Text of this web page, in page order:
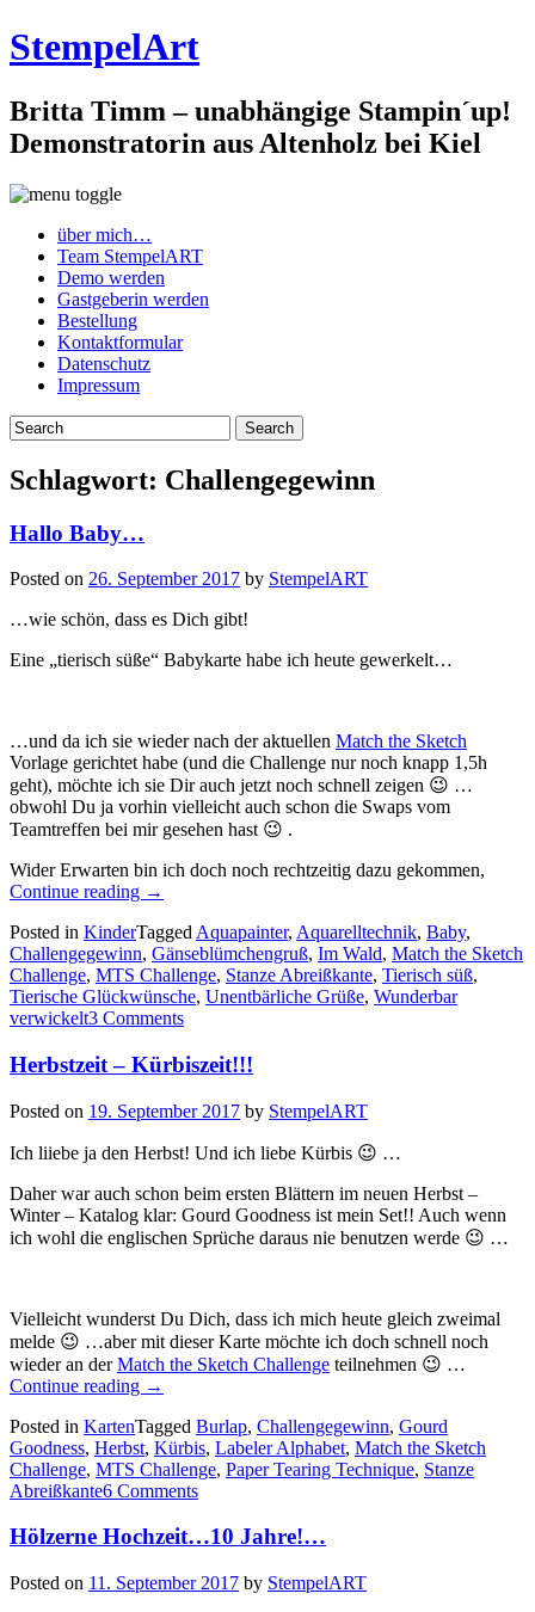
StempelArt
Britta Timm – unabhängige Stampin´up!
Demonstratorin aus Altenholz bei Kiel
über mich…
Team StempelART
Demo werden
Gastgeberin werden
Bestellung
Kontaktformular
Datenschutz
Impressum
Schlagwort: Challengegewinn
Hallo Baby…
Posted on 26. September 2017 by StempelART
…wie schön, dass es Dich gibt!
Eine „tierisch süße“ Babykarte habe ich heute gewerkelt…
…und da ich sie wieder nach der aktuellen Match the Sketch
Vorlage gerichtet habe (und die Challenge nur noch knapp 1,5h
geht), möchte ich sie Dir auch jetzt noch schnell zeigen 😉 …
obwohl Du ja vorhin vielleicht auch schon die Swaps vom
Teamtreffen bei mir gesehen hast 😉 .
Wider Erwarten bin ich doch noch rechtzeitig dazu gekommen,
Continue reading „Hallo
→
Posted in KinderTagged Aquapainter, Aquarelltechnik, Baby,
Challengegewinn, Gänseblümchengruß, Im Wald, Match the Sketch
Challenge, MTS Challenge, Stanze Abreißkante, Tierisch süß,
Tierische Glückwünsche, Unentbärliche Grüße, Wunderbar
verwickelt3 Comments
Herbstzeit – Kürbiszeit!!!
Posted on 19. September 2017 by StempelART
Ich liiebe ja den Herbst! Und ich liebe Kürbis 😉 …
Daher war auch schon beim ersten Blättern im neuen Herbst –
Winter – Katalog klar: Gourd Goodness ist mein Set!! Auch wenn
ich wohl die englischen Sprüche daraus nie benutzen werde 😉 …
Vielleicht wunderst Du Dich, dass ich mich heute gleich zweimal
melde 😉 …aber mit dieser Karte möchte ich doch schnell noch
wieder an derMatch the Sketch Challenge teilnehmen 😉 …
Continue reading „Herbstzeit
Kürbiszeit!!!“
→
Posted in KartenTagged Burlap, Challengegewinn, Gourd
Goodness, Herbst, Kürbis, Labeler Alphabet, Match the Sketch
Challenge, MTS Challenge, Paper Tearing Technique, Stanze
Abreißkante6 Comments
Hölzerne Hochzeit…10 Jahre!…
Posted on 11. September 2017 by StempelART